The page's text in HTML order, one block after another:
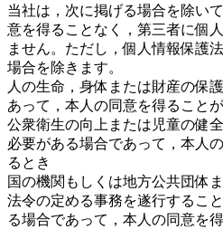
当社は，次に掲げる場合を除い
意を得ることなく，第三者に個
ません。ただし，個人情報保護
場合を除きます。
人の生命，身体または財産の保
あって，本人の同意を得ること
公衆衛生の向上または児童の健
必要がある場合であって，本人
るとき
国の機関もしくは地方公共団体
法令の定める事務を遂行するこ
る場合であって，本人の同意を